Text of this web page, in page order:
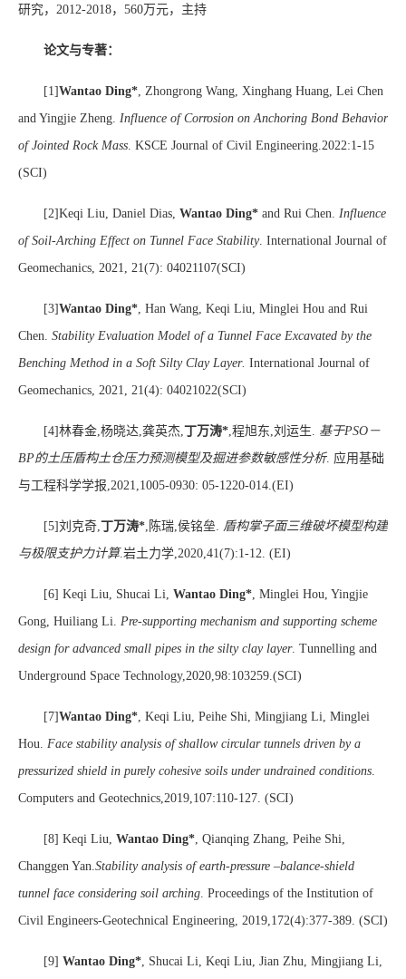
研究， 2012-2018， 560万元，主持
论文与专著：
[1]Wantao Ding* , Zhongrong Wang, Xinghang Huang, Lei Chen
and Yingjie Zheng. Influence of Corrosion on Anchoring Bond Behavior
of Jointed Rock Mass . KSCE Journal of Civil Engineering.2022:1-15
(SCI)
[2]Keqi Liu, Daniel Dias, Wantao Ding* and Rui Chen. Influence
of Soil-Arching Effect on Tunnel Face Stability. International Journal of
Geomechanics, 2021, 21(7): 04021107(SCI)
[3]Wantao Ding* , Han Wang, Keqi Liu, Minglei Hou and Rui
Chen. Stability Evaluation Model of a Tunnel Face Excavated by the
Benching Method in a Soft Silty Clay Layer. International Journal of
Geomechanics, 2021, 21(4): 04021022(SCI)
[4]林春金 杨晓达 龚英杰 丁万涛* 程旭东 刘运生 基于PSO －
BP的土压盾构土仓压力预测模型及掘进参数敏感性分析. 应用基础
与工程科学学报 ,2021,1005-0930: 05-1220-014.(EI)
[5]刘克奇 丁万涛* 陈瑞 侯铭垒
盾构掌子面三维破坏模型构建
与极限支护力计算.岩土力学 ,2020,41(7):1-12. (EI)
[6] Keqi Liu, Shucai Li, Wantao Ding* , Minglei Hou, Yingjie
Gong, Huiliang Li. Pre-supporting mechanism and supporting scheme
design for advanced small pipes in the silty clay layer. Tunnelling and
Underground Space Technology,2020,98:103259.(SCI)
[7]Wantao Ding* , Keqi Liu, Peihe Shi, Mingjiang Li, Minglei
Hou. Face stability analysis of shallow circular tunnels driven by a
pressurized shield in purely cohesive soils under undrained conditions
Computers and Geotechnics,2019,107:110-127. (SCI)
[8] Keqi Liu, Wantao Ding* , Qianqing Zhang, Peihe Shi,
Changgen Yan. Stability analysis of earth-pressure –balance-shield
tunnel face considering soil arching . Proceedings of the Institution of
Civil Engineers-Geotechnical Engineering, 2019,172(4):377-389. (SCI)
[9] Wantao Ding* , Shucai Li, Keqi Liu, Jian Zhu, Mingjiang Li,